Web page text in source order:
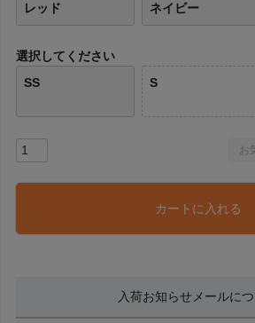
レッド ネイビー
選択してください
SS
S
お
カートに入れる
入荷お知らせメールに